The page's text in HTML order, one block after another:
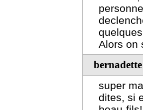
Alors on
bernadette
super
dites, si